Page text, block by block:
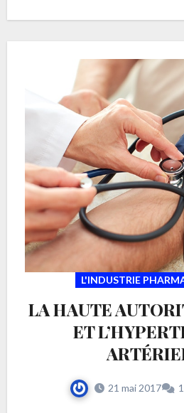
L'INDUSTRIE
LA HAUTE
ET
21 mai 2017